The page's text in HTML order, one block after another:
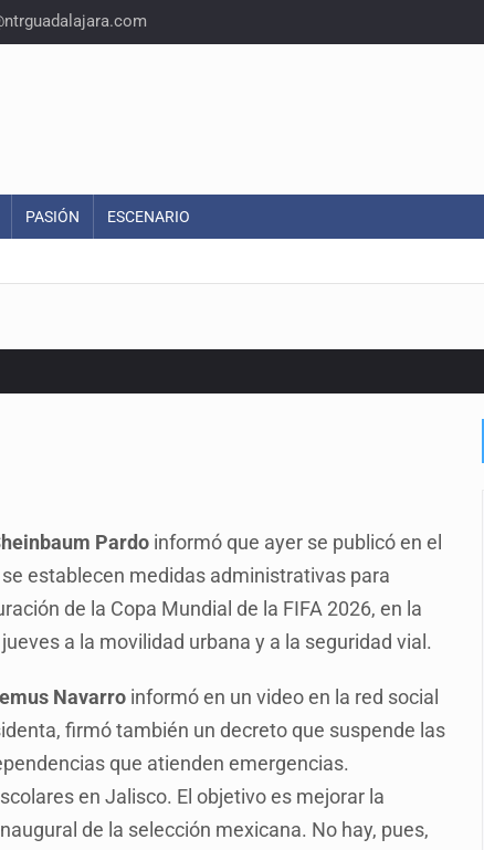
PASIÓN ESCENARIO
la adopción simple
Siapa
en caso Eli Castro
niega tala
buscado por Interpol
biotextil
Pardo informó que ayer se publicó en el
se establecen medidas administrativas para
de la Copa Mundial de la FIFA 2026, en la
a la movilidad urbana y a la seguridad vial.
Navarro informó en un video en la red social
firmó también un decreto que suspende las
que atienden emergencias.
en Jalisco. El objetivo es mejorar la
de la selección mexicana. No hay, pues,